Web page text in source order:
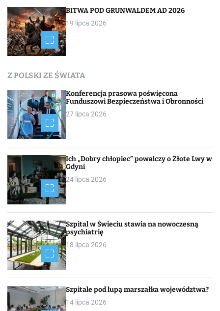
i
s
a
BITWA POD GRUNWALDEM AD 2026
19 lipca 2026
Z POLSKI ZE ŚWIATA
Konferencja prasowa poświęcona
Funduszowi Bezpieczeństwa i Obronności
27 lipca 2026
Ich „Dobry chłopiec” powalczy o Złote Lwy w
Gdyni
24 lipca 2026
Szpital w Świeciu stawia na nowoczesną
psychiatrię
18 lipca 2026
Szpitale pod lupą marszałka województwa?
14 lipca 2026